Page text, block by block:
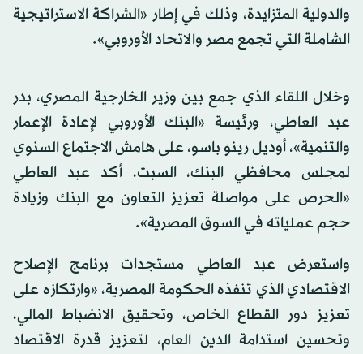
والدولية المتزايدة، وذلك في إطار «الشراكة الاستراتيجية
الشاملة التي تجمع مصر والاتحاد الأوروبي».
وخلال اللقاء الذي جمع بين وزير الخارجية المصري، بدر
عبد العاطي، ورئيسة «البنك الأوروبي لإعادة الإعمار
والتنمية»، أوديل رينو باسو، على هامش الاجتماع السنوي
لمجلس محافظي البنك، السبت، أكد عبد العاطي
«الحرص على مواصلة تعزيز التعاون مع البنك وزيادة
حجم عملياته في السوق المصرية».
واستعرض عبد العاطي مستجدات برنامج الإصلاح
الاقتصادي الذي تنفذه الحكومة المصرية، «وارتكازه على
تعزيز دور القطاع الخاص، وتحقيق الانضباط المالي،
وتحسين استدامة الدين العام، لتعزيز قدرة الاقتصاد